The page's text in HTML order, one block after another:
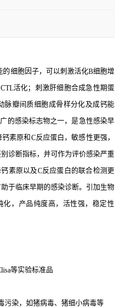
细胞因子，可以刺激活化B细胞增
活化；刺激肝细胞合成急性期蛋
脉瓣间质细胞成骨样分化及成钙能
的感染标志物之一，是急性感染早
素原和C反应蛋白，敏感性更强，
诊断指标，并可作为评价感染严重
素原以及C反应蛋白的联合检测更
于临床早期的感染诊断。引加生物
，产品纯度高，活性强，稳定性
等实验标准品
污染，如猪病毒、猪细小病毒等